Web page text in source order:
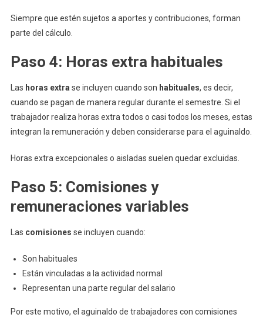
Siempre que estén sujetos a aportes y contribuciones, forman
parte del cálculo.
Paso 4: Horas extra habituales
Las horas extra se incluyen cuando son habituales, es decir,
cuando se pagan de manera regular durante el semestre. Si el
trabajador realiza horas extra todos o casi todos los meses, estas
integran la remuneración y deben considerarse para el aguinaldo.
Horas extra excepcionales o aisladas suelen quedar excluidas.
Paso 5: Comisiones y
remuneraciones variables
Las comisiones se incluyen cuando:
Son habituales
Están vinculadas a la actividad normal
Representan una parte regular del salario
Por este motivo, el aguinaldo de trabajadores con comisiones